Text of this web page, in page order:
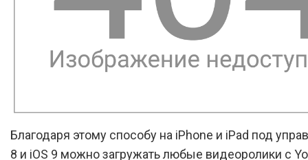
Благодаря этому способу на iPhone и iPad под
8 и iOS 9 можно загружать любые видеоролики с